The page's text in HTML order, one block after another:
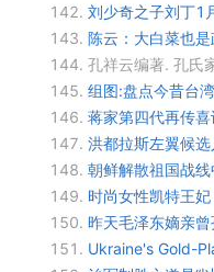
142. 刘少奇之子刘丁1
143. 陈云：大白菜也
144. 孔祥云编著. 孔氏
145. 组图:盘点今昔台
146. 蒋家第四代再传
147. 洪都拉斯左翼候
148. 朝鲜解散祖国战
149. 时尚女性凯特王
150. 昨天毛泽东嫡亲
151. Ukraine's Gold-